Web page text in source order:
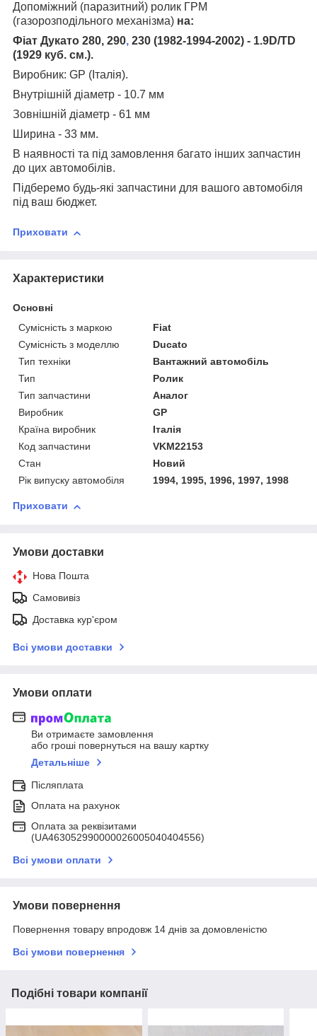
Допоміжний (паразитний) ролик ГРМ
(газорозподільного механізма) на:
Фіат Дукато 280, 290, 230 (1982-1994-2002) - 1.9D/TD
(1929 куб. см.).
Виробник: GP (Італія).
Внутрішній діаметр - 10.7 мм
Зовнішній діаметр - 61 мм
Ширина - 33 мм.
В наявності та під замовлення багато інших запчастин
до цих автомобілів.
Підберемо будь-які запчастини для вашого автомобіля
під ваш бюджет.
Приховати
Характеристики
Основні
Сумісність з маркою
Fiat
Сумісність з моделлю
Ducato
Тип техніки
Вантажний автомобіль
Тип
Ролик
Тип запчастини
Аналог
Виробник
GP
Країна виробник
Італія
Код запчастини
VKM22153
Стан
Новий
Рік випуску автомобіля
1994, 1995, 1996, 1997, 1998
Приховати
Умови доставки
Нова Пошта
Самовивіз
Доставка кур'єром
Всі умови доставки
Умови оплати
Ви отримаєте замовлення
або гроші повернуться на вашу картку
Детальніше
Післяплата
Оплата на рахунок
Оплата за реквізитами
(UA463052990000026005040404556)
Всі умови оплати
Умови повернення
Повернення товару впродовж 14 днів за домовленістю
Всі умови повернення
Подібні товари компанії